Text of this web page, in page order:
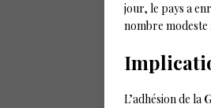
jour, le pays a
nombre modeste
L’adhésion de la